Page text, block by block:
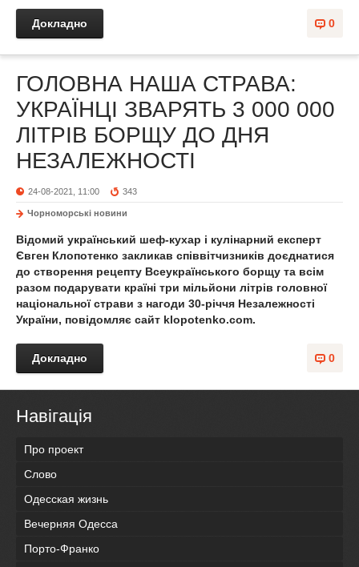
0
Докладно
ГОЛОВНА НАША СТРАВА:
УКРАЇНЦІ ЗВАРЯТЬ 3 000 000
ЛІТРІВ БОРЩУ ДО ДНЯ
НЕЗАЛЕЖНОСТІ
24-08-2021, 11:00 343
Чорноморські новини
Відомий український шеф-кухар і кулінарний експерт
Євген Клопотенко закликав співвітчизників доєднатися
до створення рецепту Всеукраїнського борщу та всім
разом подарувати країні три мільйони літрів головної
національної страви з нагоди 30-річчя Незалежності
України, повідомляє сайт klopotenko.com.
0
Докладно
Навігація
Про проект
Слово
Одесская жизнь
Вечерняя Одесса
Порто-Франко